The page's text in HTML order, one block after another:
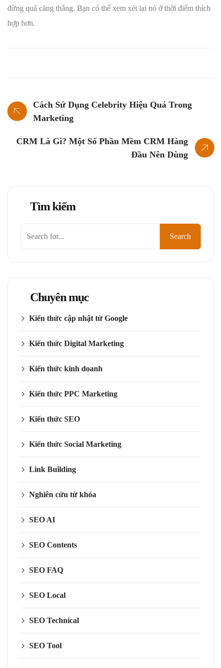
đừng quá căng thẳng. Bạn có thể xem xét lại nó ở thời điểm thích
hợp hơn.
Cách Sử Dụng Celebrity Hiệu Quả Trong
Marketing
CRM Là Gì? Một Số Phần Mềm CRM Hàng
Đầu Nên Dùng
Tìm kiếm
Search
Chuyên mục
Kiến thức cập nhật từ Google
Kiến thức Digital Marketing
Kiến thức kinh doanh
Kiến thức PPC Marketing
Kiến thức SEO
Kiến thức Social Marketing
Link Building
Nghiên cứu từ khóa
SEO AI
SEO Contents
SEO FAQ
SEO Local
SEO Technical
SEO Tool